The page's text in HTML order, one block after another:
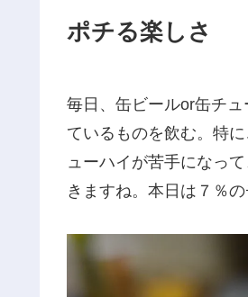
ポチる楽しさ
毎日、缶ビールor缶チ
ているものを飲む。特
ューハイが苦手になっ
きますね。本日は７％